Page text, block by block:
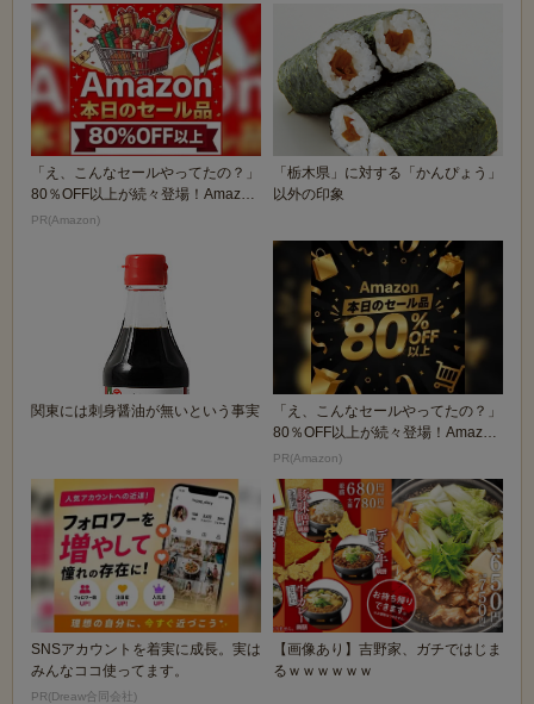
「え、こんなセールやってたの？」
80％OFF以上が続々登場！Amazon
の本気が...
PR(Amazon)
「栃木県」に対する「かんぴょう」
以外の印象
関東には刺身醤油が無いという事実
「え、こんなセールやってたの？」
80％OFF以上が続々登場！Amazon
の本気が...
PR(Amazon)
SNSアカウントを着実に成長。実は
みんなココ使ってます。
PR(Dreaw合同会社)
【画像あり】吉野家、ガチではじま
るｗｗｗｗｗｗ